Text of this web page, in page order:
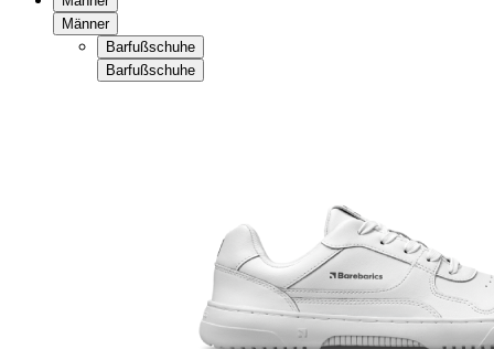
Männer
Barfußschuhe
Barfußschuhe